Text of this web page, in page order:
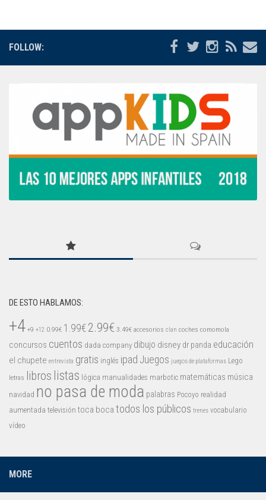
FOLLOW:
DE ESTO HABLAMOS:
+4 +9 +12 0.99€ 1.99€ 2.99€ 3.49€ accesorios clan coches comomola
concursos cuentos dada company dibujo disney dr panda educación
el chupete entrevista gratis inglés ipad Juegos juegos de plataformas Lego
letras libros listas lógica manualidades marbotic matemáticas música
navidad no pasa de moda palabras Pocoyo realidad
aumentada televisión toca boca todos los públicos trenes vocabulario
vídeo
MORE